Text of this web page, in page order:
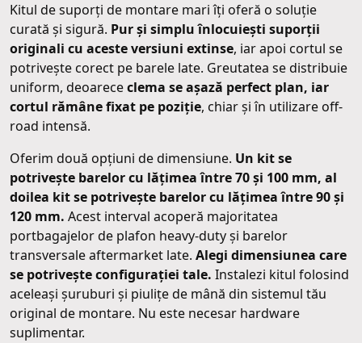
Kitul de suporți de montare mari îți oferă o soluție
curată și sigură. Pur și simplu înlocuiești suporții
originali cu aceste versiuni extinse, iar apoi cortul se
potrivește corect pe barele late. Greutatea se distribuie
uniform, deoarececlema se așază perfect plan, iar
cortul rămâne fixat pe poziție, chiar și în utilizare off-
road intensă.
Oferim două opțiuni de dimensiune. Un kit se
potrivește barelor cu lățimea între 70 și 100 mm, al
doilea kit se potrivește barelor cu lățimea între 90 și
120 mm. Acest interval acoperă majoritatea
portbagajelor de plafon heavy-duty și barelor
transversale aftermarket late. Alegi dimensiunea care
se potrivește configurației tale. Instalezi kitul folosind
aceleași șuruburi și piulițe de mână din sistemul tău
original de montare. Nu este necesar hardware
suplimentar.